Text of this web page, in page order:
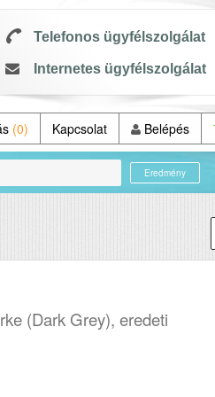
Telefonos ügyfélszolgálat
Internetes ügyfélszolgálat
(0) Kapcsolat Belépés
Eredmény
(Dark Grey), eredeti